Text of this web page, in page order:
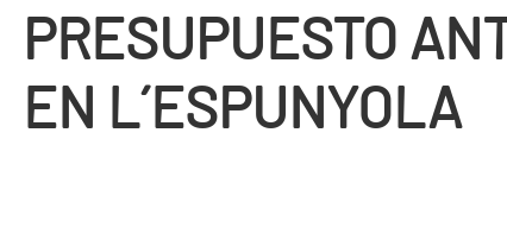
PRESUPUESTO
EN L´ESPUNYOLA